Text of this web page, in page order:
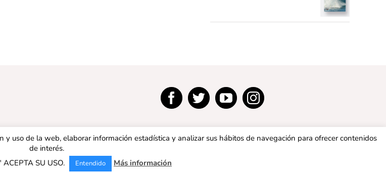
uso de la web, elaborar información estadística y analizar sus hábitos de navegación para ofrecer contenidos
de interés.
SU USO.
Entendido Más información